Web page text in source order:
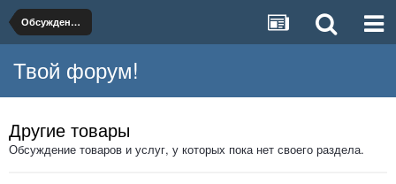
Обсуждение товаров и услуг
Твой форум!
Другие товары
Обсуждение товаров и услуг, у которых пока нет своего раздела.